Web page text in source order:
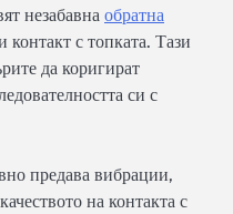
незабавна обратна
с топката. Тази
да коригират
си с
предава вибрации,
на контакта с